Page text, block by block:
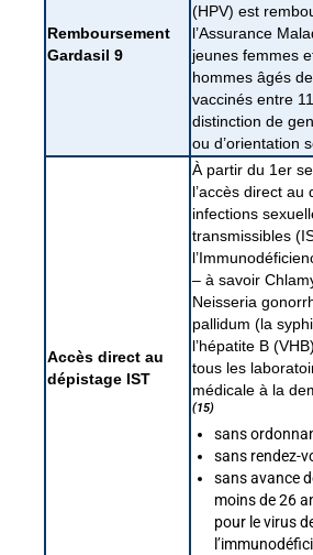
Remboursement
Gardasil 9
(HPV) est
l’Assurance
jeunes femmes
hommes âgés
vaccinés entre
distinction de
ou d’orientation
Accès direct au
dépistage IST
À partir du 1er
l’accès direct au
infections
transmissibles
– à savoir
Neisseria
pallidum (la
l’hépatite B
tous les
médicale à la
(15)
sans
sans rendez-
sans avance
moins de 26
pour le virus